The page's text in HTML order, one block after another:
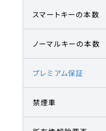
スマートキーの本数
ノーマルキーの本数
プレミアム保証
禁煙車